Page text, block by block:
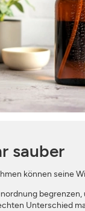
sauber
können seine
begrenzen,
Unterschied